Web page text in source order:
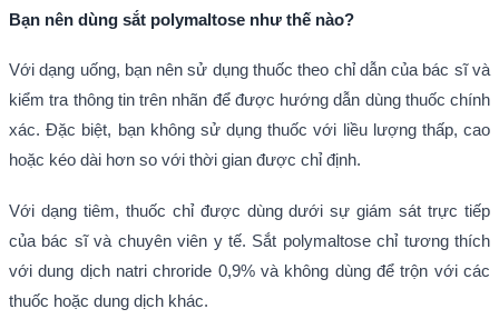
Bạn nên dùng sắt polymaltose như thế nào?
Với dạng uống, bạn nên sử dụng thuốc theo chỉ dẫn của bác sĩ và
kiểm tra thông tin trên nhãn để được hướng dẫn dùng thuốc chính
xác. Đặc biệt, bạn không sử dụng thuốc với liều lượng thấp, cao
hoặc kéo dài hơn so với thời gian được chỉ định.
Với dạng tiêm, thuốc chỉ được dùng dưới sự giám sát trực tiếp
của bác sĩ và chuyên viên y tế. Sắt polymaltose chỉ tương thích
với dung dịch natri chroride 0,9% và không dùng để trộn với các
thuốc hoặc dung dịch khác.